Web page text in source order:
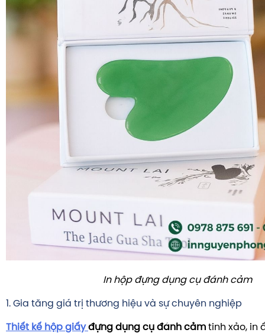
In hộp đựng dụng cụ đánh cảm
1. Gia tăng giá trị thương hiệu và sự chuyên nghiệp
Thiết kế hộp giấyđựng dụng cụ đánh cảm tinh xảo, in